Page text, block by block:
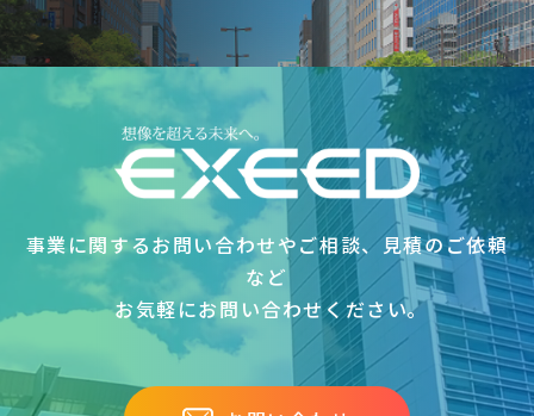
事業に関するお問い合わせやご相談、見積のご依頼
など
お気軽にお問い合わせください｡